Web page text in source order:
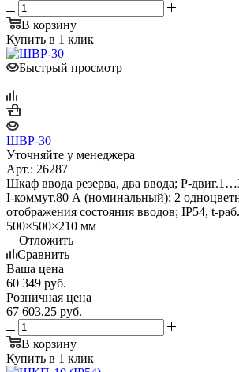
В корзину
Купить в 1 клик
Быстрый просмотр
ШВР-30
Уточняйте у менеджера
Арт.: 26287
Шкаф ввода резерва, два ввода; P-
I-коммут.80 А (номинальный); 2
отображения состояния вводов; IP54, t-
500×500×210 мм
Отложить
Сравнить
Ваша цена
60 349 руб.
Розничная цена
67 603,25 руб.
В корзину
Купить в 1 клик